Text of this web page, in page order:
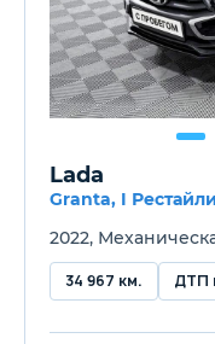
Lada
Granta, I
2022,
34 967 км. ДТП